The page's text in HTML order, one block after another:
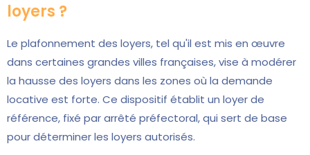
loyers ?
Le plafonnement des loyers, tel qu'il est mis en œuvre
dans certaines grandes villes françaises, vise à modérer
la hausse des loyers dans les zones où la demande
locative est forte. Ce dispositif établit un loyer de
référence, fixé par arrêté préfectoral, qui sert de base
pour déterminer les loyers autorisés.